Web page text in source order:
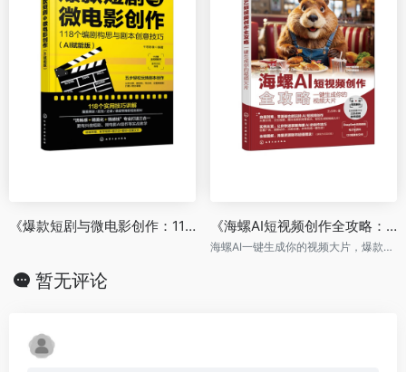
《爆款短剧与微电影创作：118个编剧构思与剧本创意技巧 》（AI赋能版） 《海螺AI短视频创作全攻略：一键生成你的视频大片》
海螺AI一键生成你的视频大片，爆款短视频创作全掌握！
暂无评论